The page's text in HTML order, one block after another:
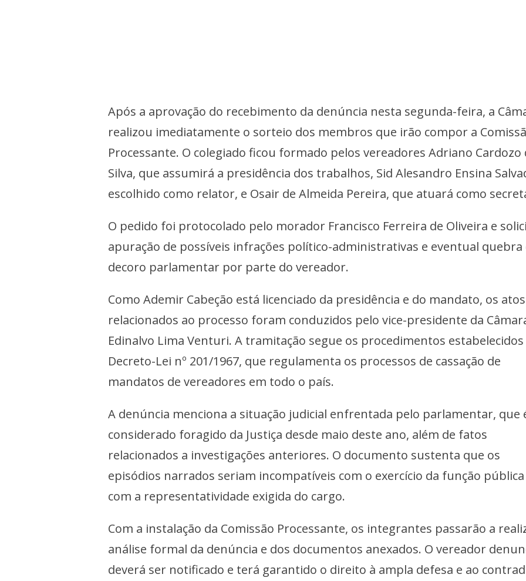
Após a aprovação do recebimento da denúncia nesta segunda-feira, a
realizou imediatamente o sorteio dos membros que irão compor a
Processante. O colegiado ficou formado pelos vereadores Adriano Cardozo
Silva, que assumirá a presidência dos trabalhos, Sid Alesandro Ensina
escolhido como relator, e Osair de Almeida Pereira, que atuará como
O pedido foi protocolado pelo morador Francisco Ferreira de Oliveira e
apuração de possíveis infrações político-administrativas e eventual quebra
decoro parlamentar por parte do vereador.
Como Ademir Cabeção está licenciado da presidência e do mandato, os atos
relacionados ao processo foram conduzidos pelo vice-presidente da
Edinalvo Lima Venturi. A tramitação segue os procedimentos
Decreto-Lei nº 201/1967, que regulamenta os processos de cassação de
mandatos de vereadores em todo o país.
A denúncia menciona a situação judicial enfrentada pelo parlamentar, que
considerado foragido da Justiça desde maio deste ano, além de fatos
relacionados a investigações anteriores. O documento sustenta que os
episódios narrados seriam incompatíveis com o exercício da função pública
com a representatividade exigida do cargo.
Com a instalação da Comissão Processante, os integrantes passarão a
análise formal da denúncia e dos documentos anexados. O vereador
deverá ser notificado e terá garantido o direito à ampla defesa e ao